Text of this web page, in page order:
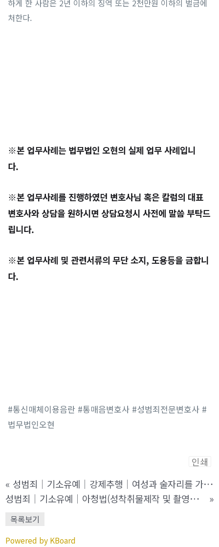
하게 한 사람은 2년 이하의 징역 또는 2천만원 이하의 벌금에
처한다.
※본 업무사례는 법무법인 오현의 실제 업무 사례입니
다.
※본 업무사례를 진행하였던 변호사님 혹은 칼럼의 대표
변호사와 상담을 원하시면 상담요청시 사전에 말씀 부탁드
립니다.
※본 업무사례 및 관련서류의 무단 소지, 도용등을 금합니
다.
#통신매체이용음란 #통매음변호사 #성범죄전문변호사 #
법무법인오현
인쇄
«
성범죄│기소유예│강제추행│여성과 술자리를 가진 후 집으로 이동하기 위해 택시를 기다리던 중 실랑이가 벌어져 경찰에 신고하여 입건된 사건
성범죄│기소유예│아청법(성착취물제작 및 촬영물이용협박)│페이스북을 통해 만난 미성년자에게 촬영물을 뿌려버리겠다고 협박한 혐의로 고소 당한 사건
»
목록보기
Powered by KBoard